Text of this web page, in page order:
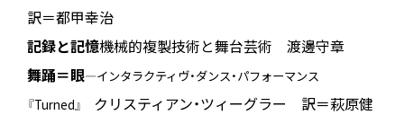
訳＝都甲幸治
記録と記憶――機械的複製技術と舞台芸術 渡邊守章
舞踊＝眼―インタラクティヴ・ダンス・パフォーマンス
『Turned』 クリスティアン・ツィーグラー 訳＝萩原健